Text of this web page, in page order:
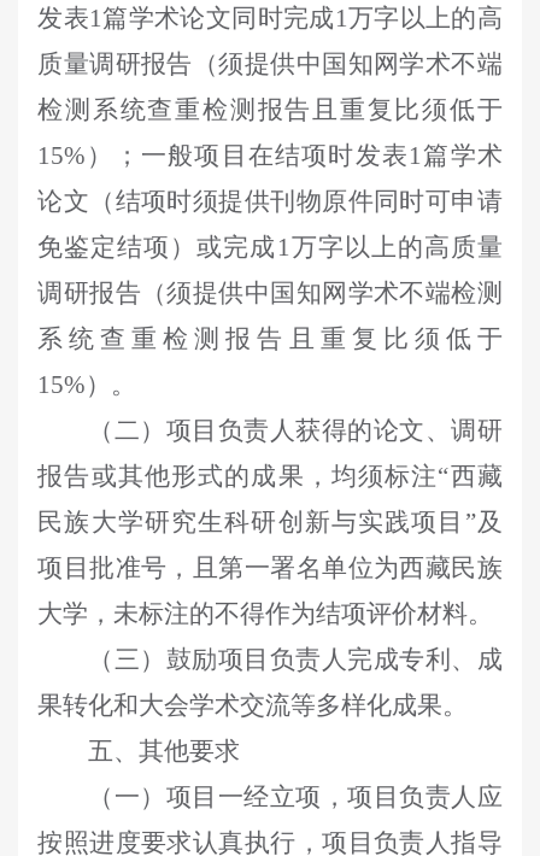
发表1篇学术论文同时完成1万字以上的高
质量调研报告（须提供中国知网学术不端
检测系统查重检测报告且重复比须低于
15% ）；一般项目在结项时发表1篇学术
论文（结项时须提供刊物原件同时可申请
免鉴定结项）或完成 1万字以上的高质量
调研报告（须提供中国知网学术不端检测
系统查重检测报告且重复比须低于
15%）。
（二）项目负责人获得的论文、调研
报告或其他形式的成果，均须标注“西藏
民族大学研究生科研创新与实践项目”及
项目批准号，且第一署名单位为西藏民族
大学，未标注的不得作为结项评价材料。
（三）鼓励项目负责人完成专利、成
果转化和大会学术交流等多样化成果。
五、其他要求
（一）项目一经立项，项目负责人应
按照进度要求认真执行，项目负责人指导